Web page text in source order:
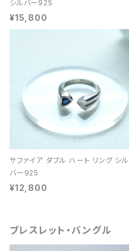
シルバー925
¥15,800
サファイア ダブル ハート リング シル
バー925
¥12,800
ブレスレット・バングル